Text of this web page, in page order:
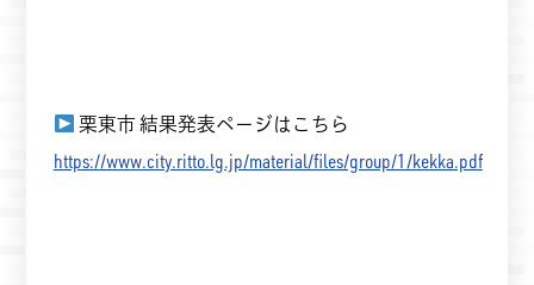
栗東市 結果発表ページはこちら
https://www.city.ritto.lg.jp/material/files/group/1/kekka.pdf